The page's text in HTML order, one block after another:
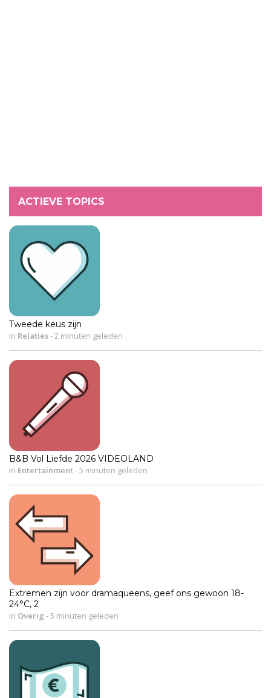
ACTIEVE TOPICS
Tweede keus zijn
in Relaties-2 minuten geleden
B&B Vol Liefde 2026 VIDEOLAND
in Entertainment-5 minuten geleden
Extremen zijn voor dramaqueens, geef ons gewoon 18-
24°C, 2
in Overig -5 minuten geleden